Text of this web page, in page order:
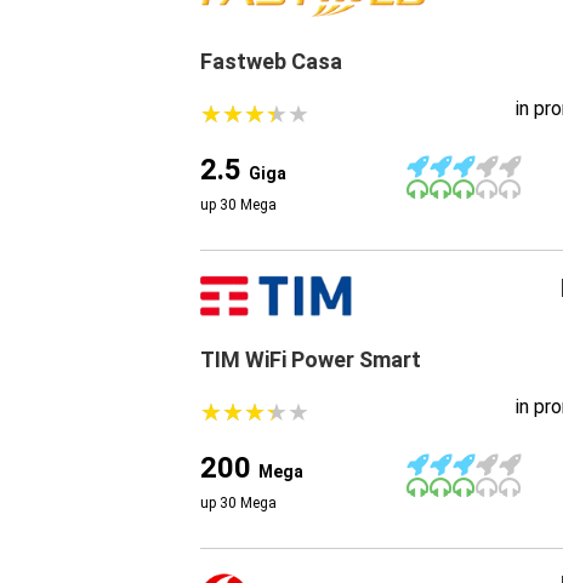
Fastweb Casa
★★★★★
★★★★★ in
2.5 Giga
up 30 Mega
TIM WiFi Power Smart
★★★★★
★★★★★ in
200 Mega
up 30 Mega